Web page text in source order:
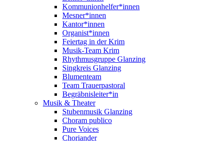
Kommunionhelfer*innen
Mesner*innen
Kantor*innen
Organist*innen
Feiertag in der Krim
Musik-Team Krim
Rhythmusgruppe Glanzing
Singkreis Glanzing
Blumenteam
Team Trauerpastoral
Begräbnisleiter*in
Musik & Theater
Stubenmusik Glanzing
Choram publico
Pure Voices
Choriander